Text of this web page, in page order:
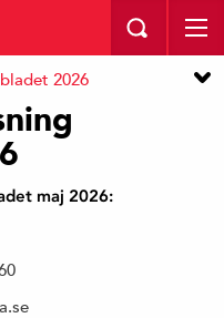
2026
maj 2026: